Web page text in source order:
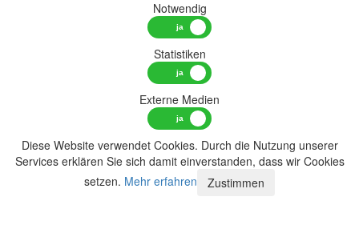
Notwendig
Statistiken
Externe Medien
Diese Website verwendet Cookies. Durch die Nutzung unserer
Services erklären Sie sich damit einverstanden, dass wir Cookies
setzen. Mehr erfahren Zustimmen